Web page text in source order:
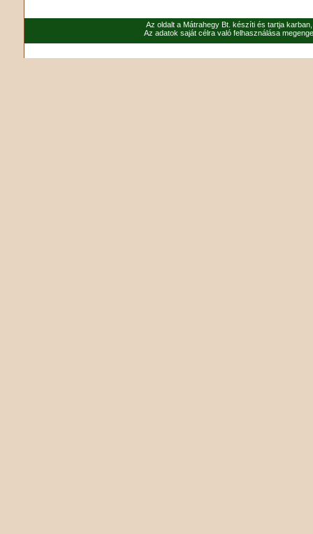
Az oldalt a Mátrahegy Bt. készíti és tartja
Az adatok saját célra való felhasználása